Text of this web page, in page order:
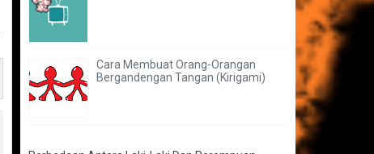
Cara Membuat Orang-Orangan
Bergandengan Tangan (Kirigami)